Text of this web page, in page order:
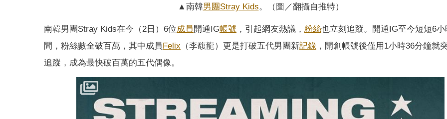
▲南韓男團Stray Kids。（圖／翻攝自推特）
南韓男團Stray Kids在今（2日）6位成員 開通IG帳號 ，引起網友熱議， 粉絲也立刻追蹤。開通IG至今短短6
間，粉絲數全破百萬，其中成員Felix （李馥龍）更是打破五代男團新記錄 ，開創帳號後僅用1小時36分鐘就
追蹤，成為最快破百萬的五代偶像。